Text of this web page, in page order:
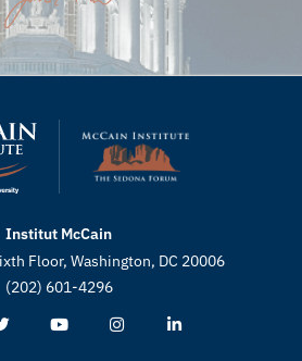
Institut McCain
Floor, Washington, DC 20006
(202) 601-4296